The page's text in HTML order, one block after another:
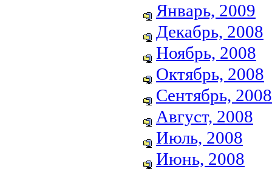
Январь, 2009
Декабрь, 2008
Ноябрь, 2008
Октябрь, 2008
Сентябрь, 2008
Август, 2008
Июль, 2008
Июнь, 2008